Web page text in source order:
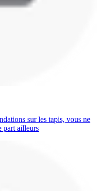
sur les tapis, vous ne
part ailleurs